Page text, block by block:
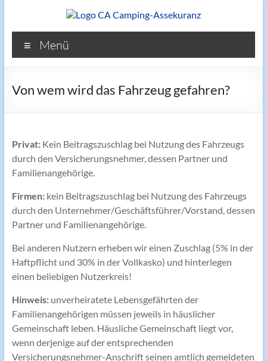
springen
Reisemobilversicherung.de
Menü
Von wem wird das Fahrzeug gefahren?
Privat:Kein Beitragszuschlag bei Nutzung des Fahrzeugs
durch den Versicherungsnehmer, dessen Partner und
Familienangehörige.
Firmen:kein Beitragszuschlag bei Nutzung des Fahrzeugs
durch den Unternehmer/Geschäftsführer/Vorstand, dessen
Partner und Familienangehörige.
Bei anderen Nutzern erheben wir einen Zuschlag (5% in der
Haftpflicht und 30% in der Vollkasko) und hinterlegen
einen beliebigen Nutzerkreis!
Hinweis:unverheiratete Lebensgefährten der
Familienangehörigen müssen jeweils in häuslicher
Gemeinschaft leben. Häusliche Gemeinschaft liegt vor,
wenn derjenige auf der entsprechenden
Versicherungsnehmer-Anschrift seinen amtlich gemeldeten